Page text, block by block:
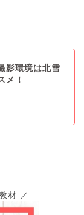
影環境は北雪
メ！
材 ／